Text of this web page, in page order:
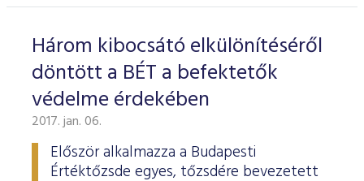
Három kibocsátó elkülönítéséről
döntött a BÉT a befektetők
védelme érdekében
2017. jan. 06.
Először alkalmazza a Budapesti
Értéktőzsde egyes, tőzsdére bevezetett